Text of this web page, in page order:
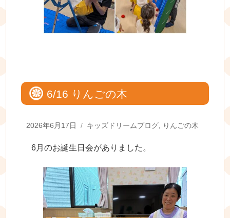
6/16 りんごの木
Posted
2026年6月17日 Categories
キッズドリームブログ, りんごの木
6月のお誕生日会がありました。